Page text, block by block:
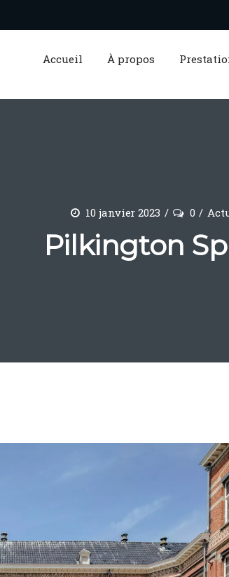
Accueil À propos
10 janvier 2023 0
Pilkington